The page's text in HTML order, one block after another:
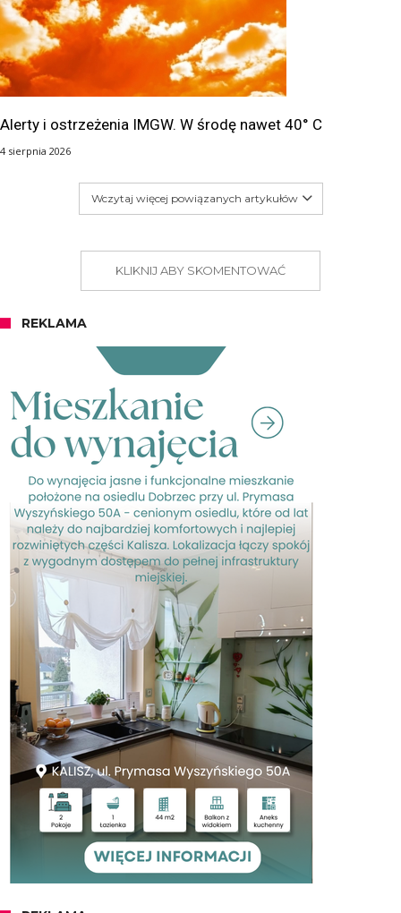
Alerty i ostrzeżenia IMGW. W środę nawet 40° C
4 sierpnia 2026
Wczytaj więcej powiązanych artykułów
KLIKNIJ ABY SKOMENTOWAĆ
REKLAMA